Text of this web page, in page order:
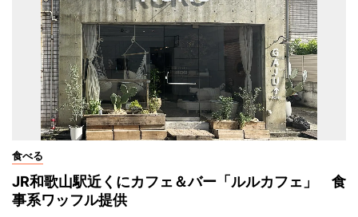
食べる
JR和歌山駅近くにカフェ＆バー「ルルカフェ」 食
事系ワッフル提供